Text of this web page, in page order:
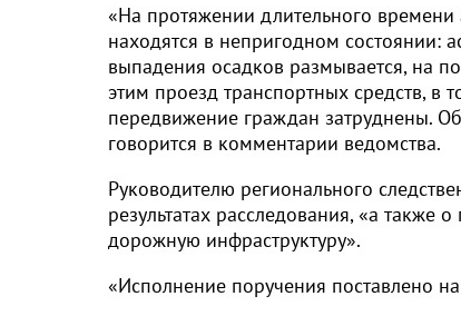
«На протяжении длительного
находятся в непригодном состоянии:
выпадения осадков размывается, на
этим проезд транспортных средств, в
передвижение граждан затруднены.
говорится в комментарии ведомства.
Руководителю регионального
результатах расследования, «а
дорожную инфраструктуру».
«Исполнение поручения поставлено